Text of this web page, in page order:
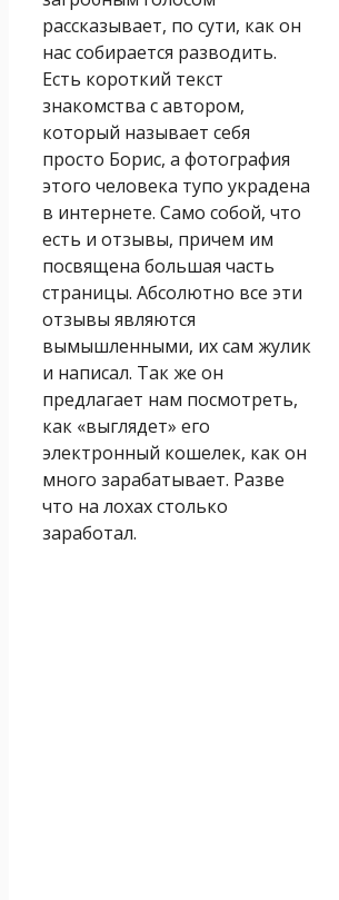
рассказывает, по сути, как он
нас собирается разводить.
Есть короткий текст
знакомства с автором,
который называет себя
просто Борис, а фотография
этого человека тупо украдена
в интернете. Само собой, что
есть и отзывы, причем им
посвящена большая часть
страницы. Абсолютно все эти
отзывы являются
вымышленными, их сам жулик
и написал. Так же он
предлагает нам посмотреть,
как «выглядет» его
электронный кошелек, как он
много зарабатывает. Разве
что на лохах столько
заработал.